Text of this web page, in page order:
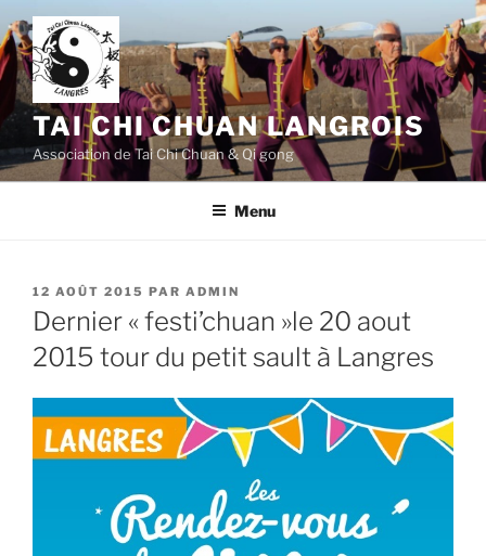
Aller
au
contenu
principal
TAI CHI CHUAN LANGROIS
Association de Tai Chi Chuan & Qi gong
Menu
PUBLIÉ
LE
12 AOÛT 2015 PAR ADMIN
Dernier « festi’chuan »le 20 aout
2015 tour du petit sault à Langres